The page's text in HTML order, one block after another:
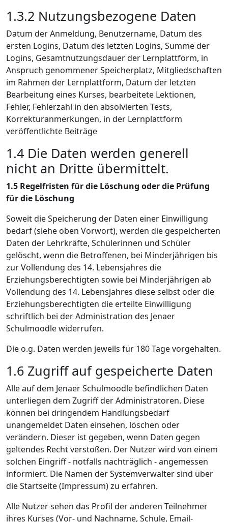
1.3.2 Nutzungsbezogene Daten
Datum der Anmeldung, Benutzername, Datum des
ersten Logins, Datum des letzten Logins, Summe der
Logins, Gesamtnutzungsdauer der Lernplattform, in
Anspruch genommener Speicherplatz, Mitgliedschaften
im Rahmen der Lernplattform, Datum der letzten
Bearbeitung eines Kurses, bearbeitete Lektionen,
Fehler, Fehlerzahl in den absolvierten Tests,
Korrekturanmerkungen, in der Lernplattform
veröffentlichte Beiträge
1.4 Die Daten werden generell
nicht an Dritte übermittelt.
1.5 Regelfristen für die Löschung oder die Prüfung
für die Löschung
Soweit die Speicherung der Daten einer Einwilligung
bedarf (siehe oben Vorwort), werden die gespeicherten
Daten der Lehrkräfte, Schülerinnen und Schüler
gelöscht, wenn die Betroffenen, bei Minderjährigen bis
zur Vollendung des 14. Lebensjahres die
Erziehungsberechtigten sowie bei Minderjährigen ab
Vollendung des 14. Lebensjahres diese selbst oder die
Erziehungsberechtigten die erteilte Einwilligung
schriftlich bei der Administration des Jenaer
Schulmoodle widerrufen.
Die o.g. Daten werden jeweils für 180 Tage vorgehalten.
1.6 Zugriff auf gespeicherte Daten
Alle auf dem Jenaer Schulmoodle befindlichen Daten
unterliegen dem Zugriff der Administratoren. Diese
können bei dringendem Handlungsbedarf
unangemeldet Daten einsehen, löschen oder
verändern. Dieser ist gegeben, wenn Daten gegen
geltendes Recht verstoßen. Der Nutzer wird von einem
solchen Eingriff - notfalls nachträglich - angemessen
informiert. Die Namen der Systemverwalter sind über
die Startseite (Impressum) zu erfahren.
Alle Nutzer sehen das Profil der anderen Teilnehmer
ihres Kurses (Vor- und Nachname, Schule, Email-